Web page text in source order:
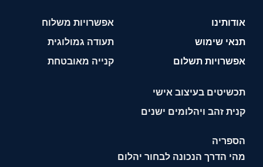
אודותינו
תנאי שימוש
אפשרויות תשלום
אפשרויות משלוח
תעודה גמולוגית
קנייה מאובטחת
תכשיטים בעיצוב אישי
קנית זהב ויהלומים ישנים
הספריה
מהי הדרך הנכונה לבחור יהלום